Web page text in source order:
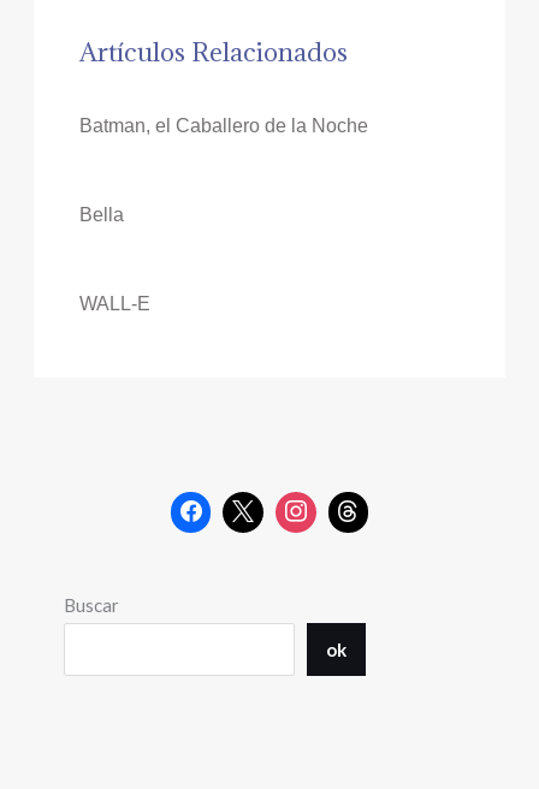
Artículos Relacionados
Batman, el Caballero de la Noche
Bella
WALL-E
Buscar
ok